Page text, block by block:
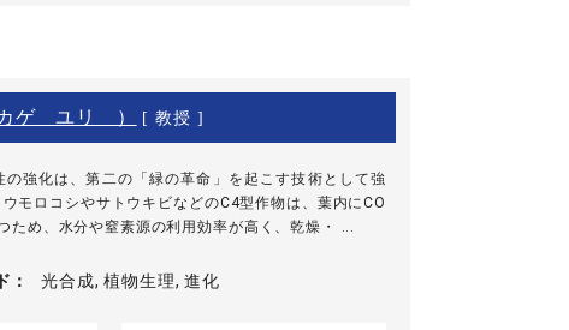
カゲ ユリ ） [ 教授 ]
強化は、第二の「緑の革命」を起こす技術として強
モロコシやサトウキビなどのC4型作物は、葉内にCO
ため、水分や窒素源の利用効率が高く、乾燥・ ...
光合成, 植物生理, 進化